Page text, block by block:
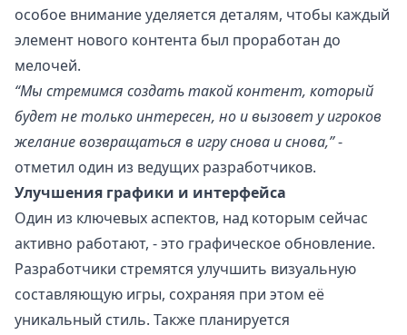
особое внимание уделяется деталям, чтобы каждый
элемент нового контента был проработан до
мелочей.
“Мы стремимся создать такой контент, который
будет не только интересен, но и вызовет у игроков
желание возвращаться в игру снова и снова,”-
отметил один из ведущих разработчиков.
Улучшения графики и интерфейса
Один из ключевых аспектов, над которым сейчас
активно работают, - это графическое обновление.
Разработчики стремятся улучшить визуальную
составляющую игры, сохраняя при этом её
уникальный стиль. Также планируется